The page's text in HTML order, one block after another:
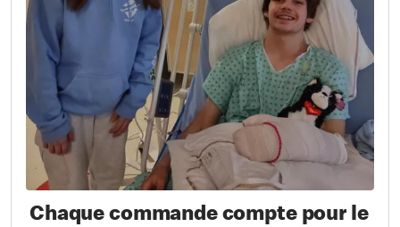
Chaque commande compte pour le